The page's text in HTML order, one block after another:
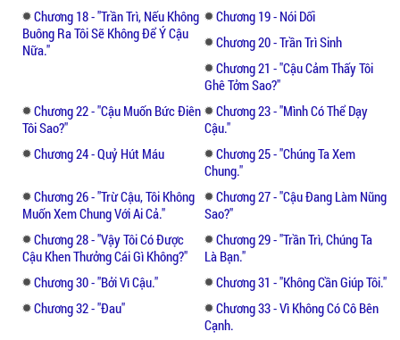
Nhưng lại cố tình trở lại vào thời điểm sau
hôm cô đưa khăn giấy cho thiếu niên kia.
"Tiểu Ôn? Con tỉnh rồi sao? Dậy ăn cơm
chiều thôi."
Ngoài cửa truyền đến giọng nói ôn nhu của
Thời Ôn đôi mắt chua xót, nhẹ giọng đáp:
"Vâng, con sẽ ra ngay."
Đơn giản ba phòng một sảnh, góc tường vài
đường khe hở nứt toác, phác hoạ năm
Chương 18 - "trần Trì, Nếu Không
Buông Ra Tôi Sẽ Không Để Ý Cậu
Nữa."
Chương 19 - Nói Dối
Chương 20 - Trần Trì Sinh
Chương 21 - "cậu Cảm Thấy Tôi
Ghê Tởm Sao?"
Chương 22 - "cậu Muốn Bức Điên
Tôi Sao?"
Chương 23 - "mình Có Thể Dạy
Cậu."
Chương 24 - Quỷ Hút Máu
Chương 25 - "chúng Ta Xem
Chung."
Chương 26 - "trừ Cậu, Tôi Không
Muốn Xem Chung Với Ai Cả."
Chương 27 - "cậu Đang Làm Nũng
Sao?"
Chương 28 - "vậy Tôi Có Được
Cậu Khen Thưởng Cái Gì Không?"
Chương 29 - "trần Trì, Chúng Ta
Là Bạn."
Chương 30 - "bởi Vì Cậu."
Chương 31 - "không Cần Giúp Tôi."
Chương 32 - "đau"
Chương 33 - Vì Không Có Cô Bên
Cạnh.